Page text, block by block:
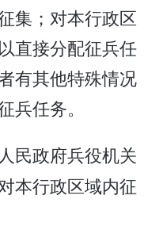
集；对本行政区
直接分配征兵任
有其他特殊情况
兵任务。
民政府兵役机关
本行政区域内征